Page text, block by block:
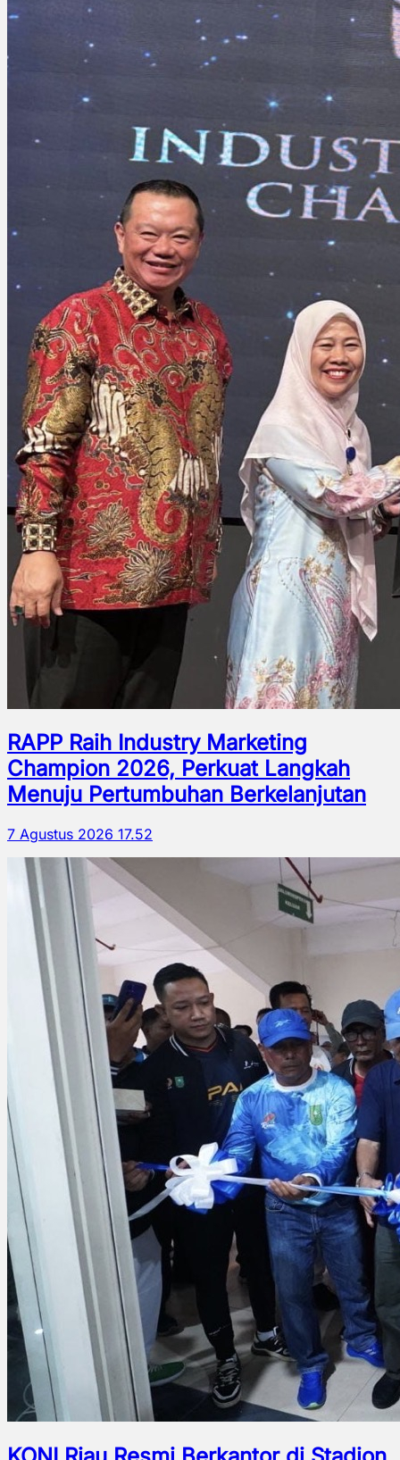
RAPP Raih Industry Marketing
Champion 2026, Perkuat Langkah
Menuju Pertumbuhan Berkelanjutan
7 Agustus 2026 17.52